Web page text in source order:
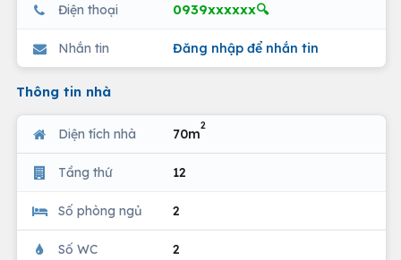
Điện thoại 0939xxxxxx🔍
Nhắn tin Đăng nhập để nhắn tin
Thông tin nhà
Diện tích nhà 70m
2
Tầng thứ 12
Số phòng ngủ 2
Số WC 2